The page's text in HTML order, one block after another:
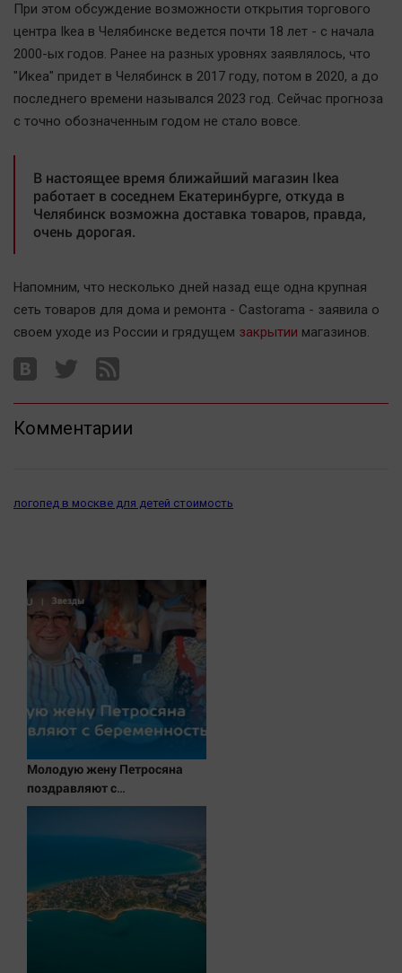
Отраслевые темы
Hедвижимость
Образование
XX век: криминальные уроки
Медиаграмотность
Медицина
Статистика
Челябинск космический
Другие рубрики
English version
Быстрый медиазавод
Вирус чтения
Вкусное
ЖКХ
Наука
Обсуждаем
При этом обсуждение возможности открытия торгового
центра Ikea в Челябинске ведется почти 18 лет - с начала
2000-ых годов. Ранее на разных уровнях заявлялось, что
"Икеа" придет в Челябинск в 2017 году, потом в 2020, а до
последнего времени назывался 2023 год. Сейчас прогноза
с точно обозначенным годом не стало вовсе.
В настоящее время ближайший магазин Ikea
работает в соседнем Екатеринбурге, откуда в
Челябинск возможна доставка товаров, правда,
очень дорогая.
Напомним, что несколько дней назад еще одна крупная
сеть товаров для дома и ремонта - Castorama - заявила о
своем уходе из России и грядущем закрытии магазинов.
Комментарии
логопед в москве для детей стоимость
Молодую жену Петросяна
поздравляют с
беременностью